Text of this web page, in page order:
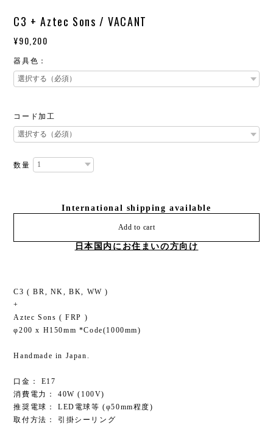
C3 + Aztec Sons / VACANT
¥90,200
器具色：
コード加工
数量
International shipping available
Add to cart
日本国内にお住まいの方向け
C3 ( BR, NK, BK, WW )
+
Aztec Sons ( FRP )
φ200 x H150mm *Code(1000mm)
Handmade in Japan.
口金： E17
消費電力： 40W (100V)
推奨電球： LED電球等 (φ50mm程度)
取付方法： 引掛シーリング